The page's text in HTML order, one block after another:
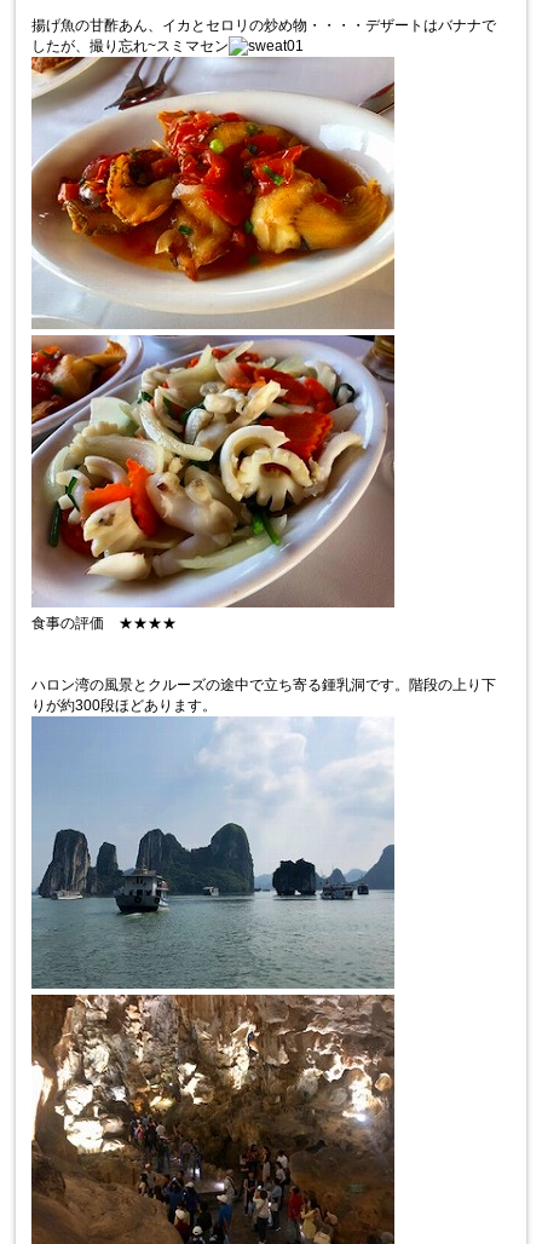
揚げ魚の甘酢あん、イカとセロリの炒め物・・・・デザートはバナナで
したが、撮り忘れ~スミマセン
食事の評価 ★★★★
ハロン湾の風景とクルーズの途中で立ち寄る鍾乳洞です。階段の上り下
りが約300段ほどあります。